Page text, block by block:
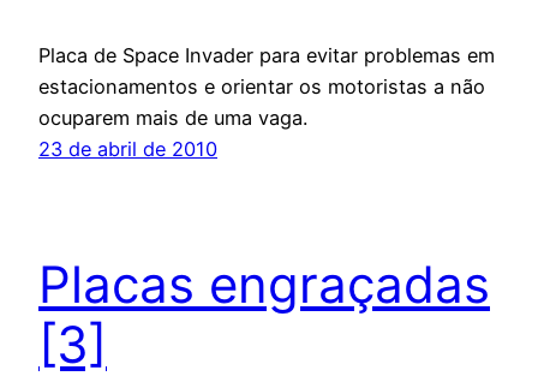
Placa de Space Invader para evitar problemas em
estacionamentos e orientar os motoristas a não
ocuparem mais de uma vaga.
23 de abril de 2010
Placas engraçadas
[3]